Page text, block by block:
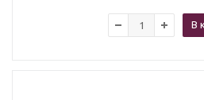
В